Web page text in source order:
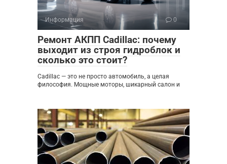
Информация 0
Ремонт АКПП Cadillac: почему
выходит из строя гидроблок и
сколько это стоит?
Cadillac — это не просто автомобиль, а целая
философия. Мощные моторы, шикарный салон и